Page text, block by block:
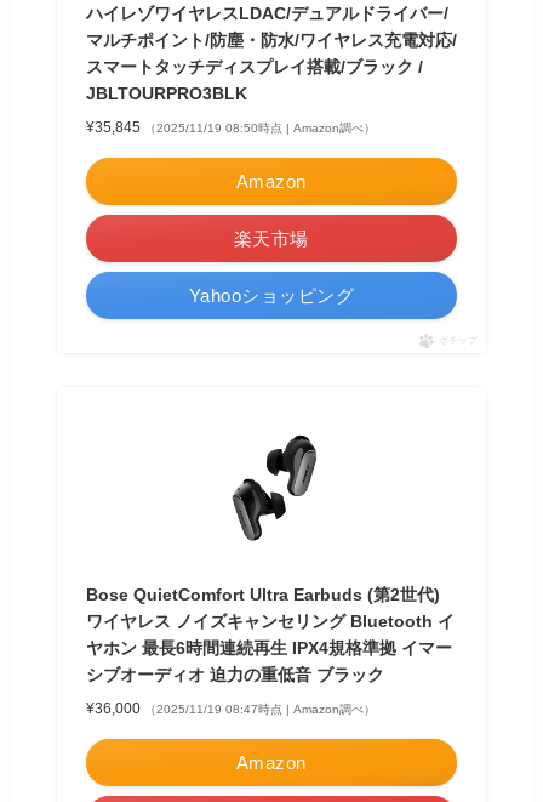
ハイレゾワイヤレスLDAC/デュアルドライバー/
マルチポイント/防塵・防水/ワイヤレス充電対応/
スマートタッチディスプレイ搭載/ブラック /
JBLTOURPRO3BLK
¥35,845 （2025/11/19 08:50時点 | Amazon調べ）
Amazon
楽天市場
Yahooショッピング
ポチップ
Bose QuietComfort Ultra Earbuds (第2世代)
ワイヤレス ノイズキャンセリング Bluetooth イ
ヤホン 最長6時間連続再生 IPX4規格準拠 イマー
シブオーディオ 迫力の重低音 ブラック
¥36,000 （2025/11/19 08:47時点 | Amazon調べ）
Amazon